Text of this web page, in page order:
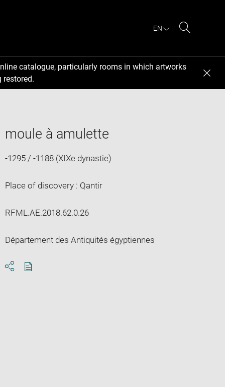
EN
catalogue, particularly rooms in which artworks
restored.
moule à amulette
-1295 / -1188 (XIXe dynastie)
Place of discovery : Qantir
RFML.AE.2018.62.0.26
Département des Antiquités égyptiennes